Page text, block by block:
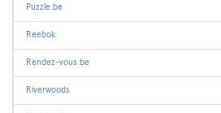
Puzzle.be
Reebok
Rendez-vous.be
Riverwoods